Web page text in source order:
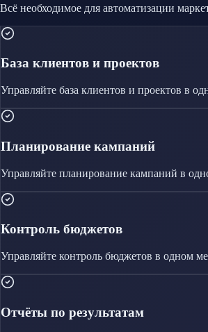
Всё необходимое для автоматизации
База клиентов и проектов
Управляйте база клиентов и проектов в
Планирование кампаний
Управляйте планирование кампаний в
Контроль бюджетов
Управляйте контроль бюджетов в одном
Отчёты по результатам